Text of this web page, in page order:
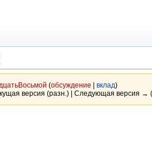
(обсуждение вклад)
версия (разн.) | Следующая версия →